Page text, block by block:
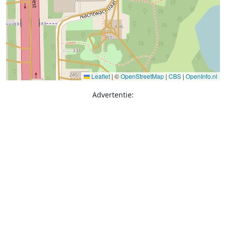
Leaflet | ©OpenStreetMap | CBS | OpenInfo.nl
Advertentie: